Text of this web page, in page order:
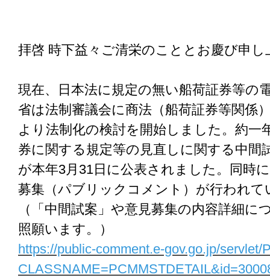
拝啓 時下益々ご清栄のこととお慶び申し
現在、日本法に規定の無い船荷証券等の
省は法制審議会に商法（船荷証券等関係
より法制化の検討を開始しました。約一
券に関する規定等の見直しに関する中間
が本年3月31日に公表されました。同時
募集（パブリックコメント）が行われて
（「中間試案」や意見募集の内容詳細
照願います。）
https://public-comment.e-gov.go.jp/servlet/